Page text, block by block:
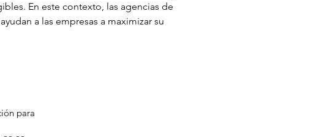
En este contexto, las agencias de
a las empresas a maximizar su
para